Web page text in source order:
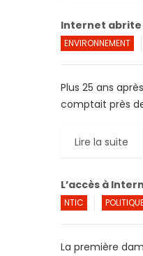
Internet abrite
ENVIRONNEMENT
Plus 25 ans
comptait près
Lire la suite
L’accès à
NTIC
La première